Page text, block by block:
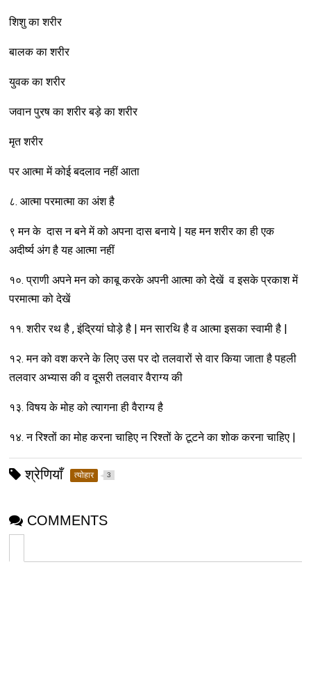
शिशु का शरीर
बालक का शरीर
युवक का शरीर
जवान पुरष का शरीर बड़े का शरीर
मृत शरीर
पर आत्मा में कोई बदलाव नहीं आता
८. आत्मा परमात्मा का अंश है
९ मन के दास न बने में को अपना दास बनाये | यह मन शरीर का ही एक
अदीर्ष्य अंग है यह आत्मा नहीं
१०. प्राणी अपने मन को काबू करके अपनी आत्मा को देखें व इसके प्रकाश में
परमात्मा को देखें
११. शरीर रथ है , इंद्रियां घोड़े है | मन सारथि है व आत्मा इसका स्वामी है |
१२. मन को वश करने के लिए उस पर दो तलवारों से वार किया जाता है पहली
तलवार अभ्यास की व दूसरी तलवार वैराग्य की
१३. विषय के मोह को त्यागना ही वैराग्य है
१४. न रिश्तों का मोह करना चाहिए न रिश्तों के टूटने का शोक करना चाहिए |
श्रेणियाँ त्योहार 3
COMMENTS